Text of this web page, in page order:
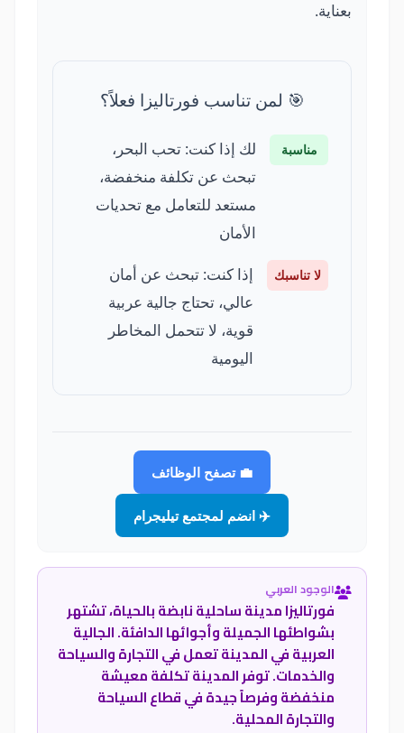
بعناية.
🎯 لمن تناسب فورتاليزا فعلاً؟
مناسبة
لك إذا كنت: تحب البحر،
تبحث عن تكلفة منخفضة،
مستعد للتعامل مع تحديات
الأمان
لا تناسبك
إذا كنت: تبحث عن أمان
عالي، تحتاج جالية عربية
قوية، لا تتحمل المخاطر
اليومية
💼 تصفح الوظائف
✈️ انضم لمجتمع تيليجرام
الوجود العربي
فورتاليزا مدينة ساحلية نابضة بالحياة، تشتهر
بشواطئها الجميلة وأجوائها الدافئة. الجالية
العربية في المدينة تعمل في التجارة والسياحة
والخدمات. توفر المدينة تكلفة معيشة
منخفضة وفرصاً جيدة في قطاع السياحة
والتجارة المحلية.